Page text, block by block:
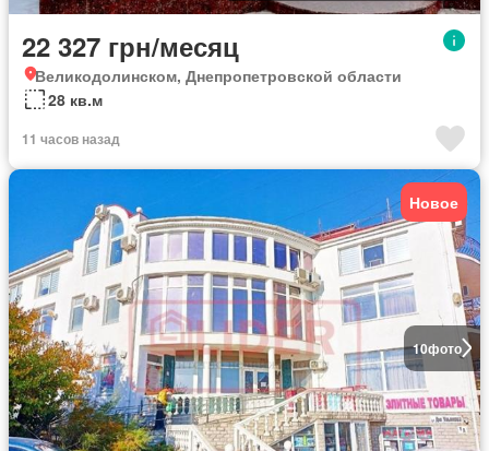
22 327 грн/месяц
Великодолинском, Днепропетровской области
28 кв.м
11 часов назад
10фото
Новое